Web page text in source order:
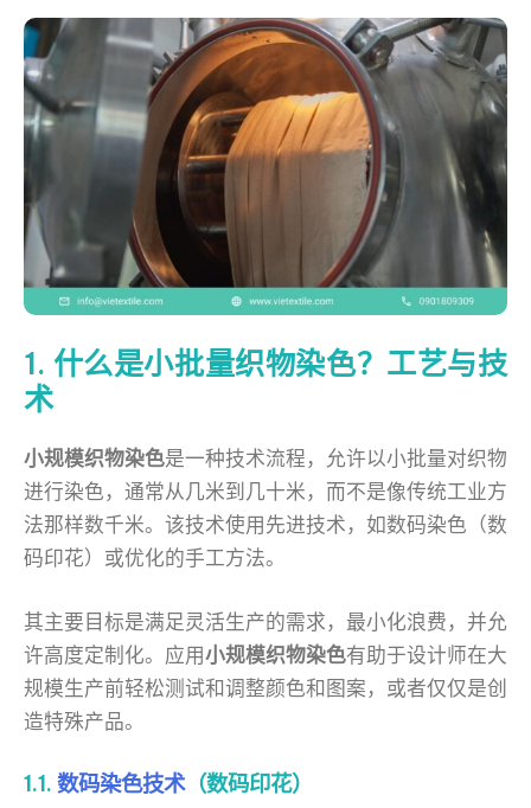
1. 什么是小批量织物染色？工艺与技
术
小规模织物染色是一种技术流程，允许以小批量对织物
进行染色，通常从几米到几十米，而不是像传统工业方
法那样数千米。该技术使用先进技术，如数码染色（数
码印花）或优化的手工方法。
其主要目标是满足灵活生产的需求，最小化浪费，并允
许高度定制化。应用小规模织物染色有助于设计师在大
规模生产前轻松测试和调整颜色和图案，或者仅仅是创
造特殊产品。
1.1. 数码染色技术（数码印花）